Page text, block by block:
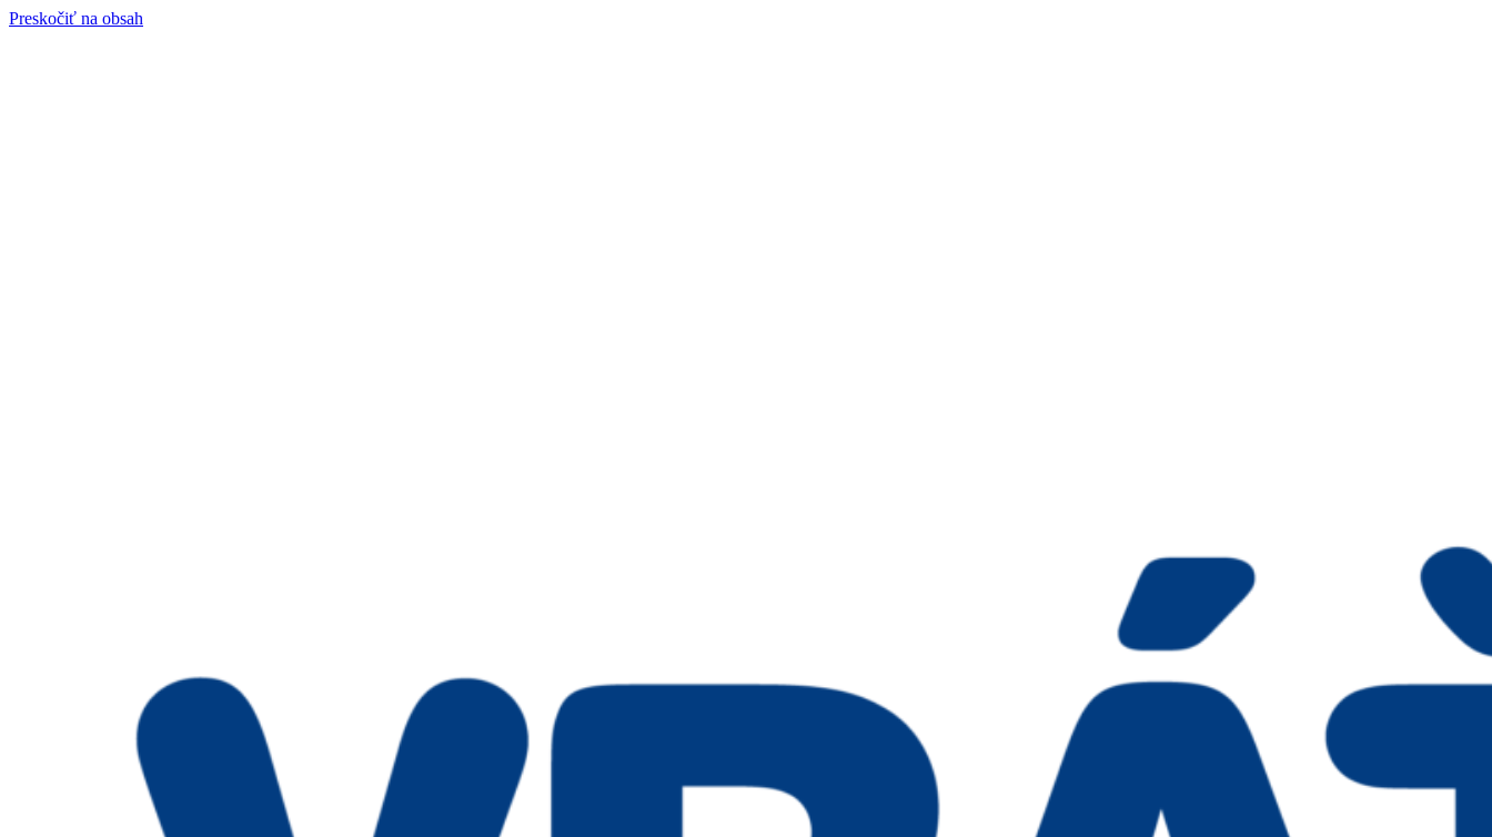
Preskočiť na obsah